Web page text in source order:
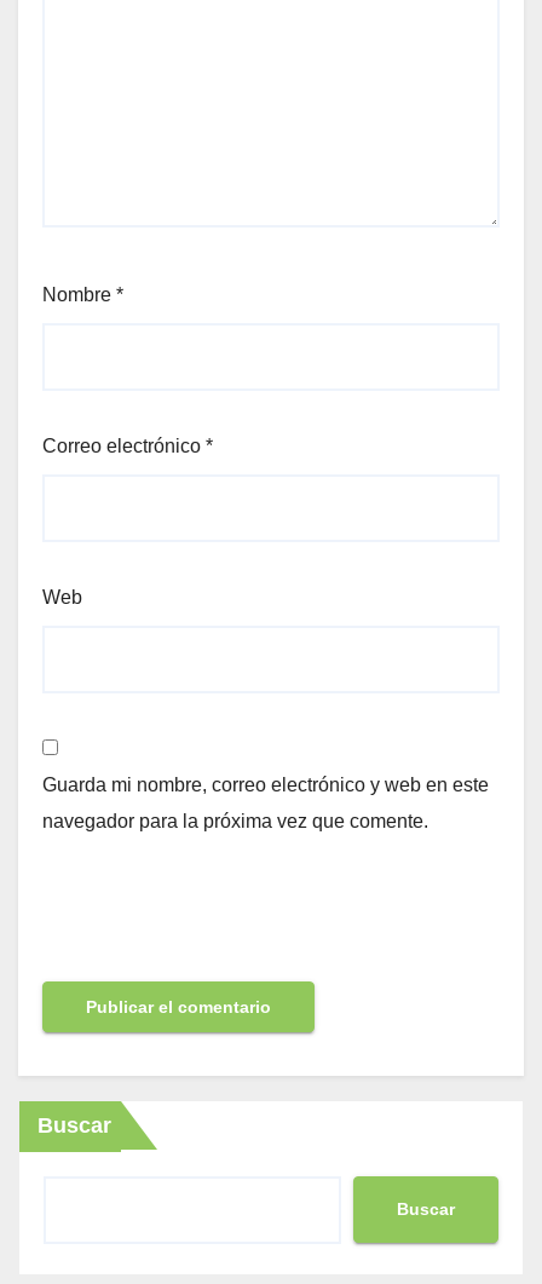
Nombre *
Correo electrónico *
Web
Guarda mi nombre, correo electrónico y web en este
navegador para la próxima vez que comente.
Buscar
Buscar